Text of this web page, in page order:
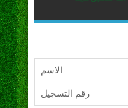
الاسم
رقم التسجيل